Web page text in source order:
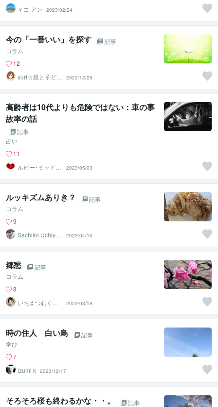
イコ アン
2023/02/24
今の「一番いい」を探す
記事
コラム
12
yuri☆親と子ども
のカウンセラー
2022/12/29
高齢者は10代よりも危険ではない：車の事
故率の話
記事
占い
11
ルビー･ミッドナ
イト
2023/05/03
ルッキズムありき？
記事
コラム
9
Sachiko Uchiya
2023/04/10
郷愁
記事
コラム
8
いちえつむぐ☆
婚活アドバイス1
2年
2023/03/19
時の住人 白い鳥
記事
学び
7
izumi k 2023/12/17
そろそろ桜も終わるかな・・。
記事